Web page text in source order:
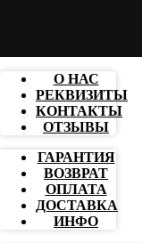
О НАС
РЕКВИЗИТЫ
КОНТАКТЫ
ОТЗЫВЫ
ГАРАНТИЯ
ВОЗВРАТ
ОПЛАТА
ДОСТАВКА
ИНФО